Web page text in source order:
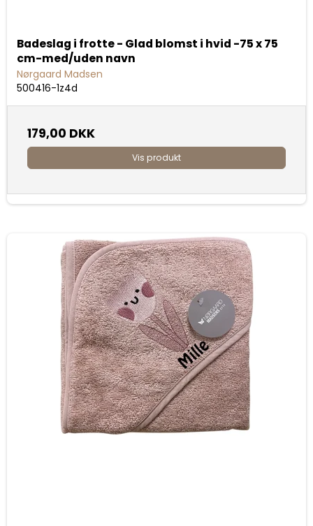
Badeslag i frotte - Glad blomst i hvid -75 x 75
cm-med/uden navn
Nørgaard Madsen
500416-1z4d
179,00 DKK
Vis produkt